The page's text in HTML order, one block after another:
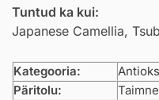
Tuntud ka kui:
Japanese Camellia,
Kategooria:
Päritolu: